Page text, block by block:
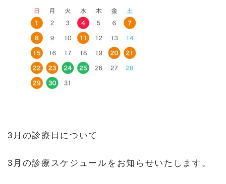
3月の診療日について
3月の診療スケジュールをお知らせいたします。